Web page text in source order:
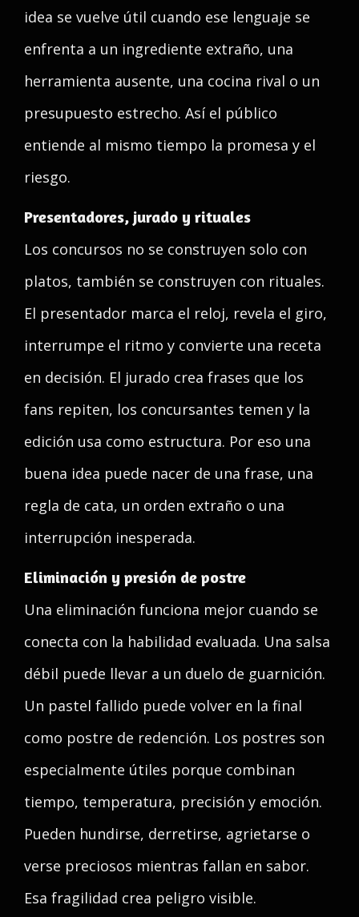
idea se vuelve útil cuando ese lenguaje se
enfrenta a un ingrediente extraño, una
herramienta ausente, una cocina rival o un
presupuesto estrecho. Así el público
entiende al mismo tiempo la promesa y el
riesgo.
Presentadores, jurado y rituales
Los concursos no se construyen solo con
platos, también se construyen con rituales.
El presentador marca el reloj, revela el giro,
interrumpe el ritmo y convierte una receta
en decisión. El jurado crea frases que los
fans repiten, los concursantes temen y la
edición usa como estructura. Por eso una
buena idea puede nacer de una frase, una
regla de cata, un orden extraño o una
interrupción inesperada.
Eliminación y presión de postre
Una eliminación funciona mejor cuando se
conecta con la habilidad evaluada. Una salsa
débil puede llevar a un duelo de guarnición.
Un pastel fallido puede volver en la final
como postre de redención. Los postres son
especialmente útiles porque combinan
tiempo, temperatura, precisión y emoción.
Pueden hundirse, derretirse, agrietarse o
verse preciosos mientras fallan en sabor.
Esa fragilidad crea peligro visible.